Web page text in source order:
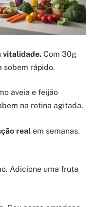
vitalidade. Com 30g
sobem rápido.
aveia e feijão
na rotina agitada.
real em semanas.
Adicione uma fruta